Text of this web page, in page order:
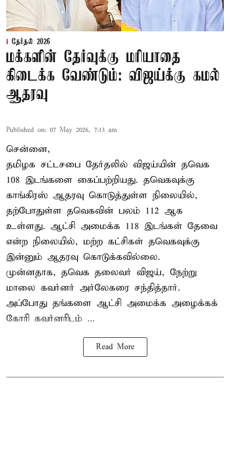
தேர்தல் 2026
மக்களின் தேர்வுக்கு மரியாதை
கிடைக்க வேண்டும்: விஜய்க்கு கமல்
ஆதரவு
Published on: 07 May 2026, 7:13 am
சென்னை,
தமிழக சட்டசபை தேர்தலில் விஜய்யின் தவெக
108 இடங்களை கைப்பற்றியது. தவெகவுக்கு
காங்கிரஸ் ஆதரவு கொடுத்துள்ள நிலையில்,
தற்போதுள்ள தவெகவின் பலம் 112 ஆக
உள்ளது. ஆட்சி அமைக்க 118 இடங்கள் தேவை
என்ற நிலையில், மற்ற கட்சிகள் தவெகவுக்கு
இன்னும் ஆதரவு கொடுக்கவில்லை.
முன்னதாக, தவெக தலைவர் விஜய், நேற்று
மாலை கவர்னர் அர்லேகரை சந்தித்தார்.
அப்போது தங்களை ஆட்சி அமைக்க அழைக்கக்
கோரி கவர்னரிடம் ...
Read More